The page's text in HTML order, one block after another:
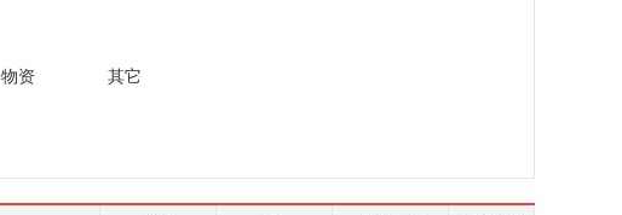
物资 其它